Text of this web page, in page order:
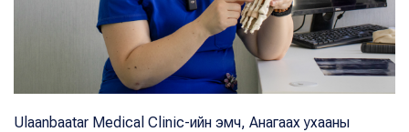
Ulaanbaatar Medical Clinic-ийн эмч, Анагаах ухааны